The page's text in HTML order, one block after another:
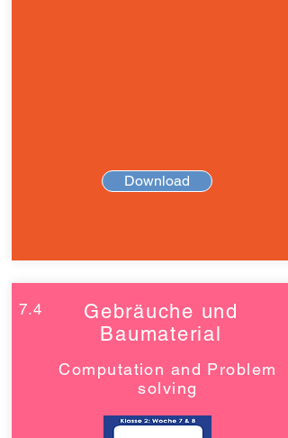
Download
7.4
Gebräuche und
Baumaterial
Computation and Problem
solving